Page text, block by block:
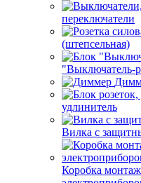
переключатели
(штепсельная)
"Выключатель-
удлинитель
Вилка с
Коробка